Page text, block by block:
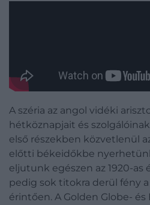
A széria az angol vidéki
hétköznapjait és
első részekben közvetlenül
előtti békeidőkbe
eljutunk egészen az 1920-as
pedig sok titokra derül fény a
érintően. A Golden Globe-